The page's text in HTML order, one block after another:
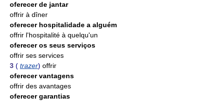
oferecer de jantar
offrir à dîner
oferecer hospitalidade a alguém
offrir l'hospitalité à quelqu'un
oferecer os seus serviços
offrir ses services
3 ( trazer) offrir
oferecer vantagens
offrir des avantages
oferecer garantias